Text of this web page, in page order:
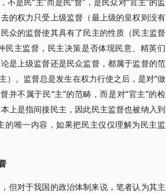
的权力只受上级监督（最上级的皇权则没有
众的监督使其具有了民主的性质（民主监督
主监督，民主决策是否体现民意、精英们
是上级监督还是民众监督，都属于监督的范
）。监督总是发生在权力行使之后，是对“做
并不属于民“主”的范畴，而是对“官主”的检
上是指间接民主，因此民主监督也被纳入到
唯一内容，如果把民主仅仅理解为民主监
但对于我国的政治体制来说，笔者认为其主